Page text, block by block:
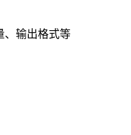
、输出格式等